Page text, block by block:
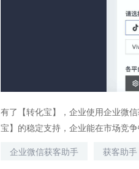
有了【转化宝】，企业使用企业微
宝】的稳定支持，企业能在市场竞
企业微信获客助手 获客助手